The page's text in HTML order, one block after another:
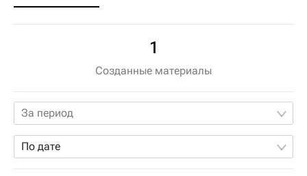
1
Созданные материалы
За период
По дате